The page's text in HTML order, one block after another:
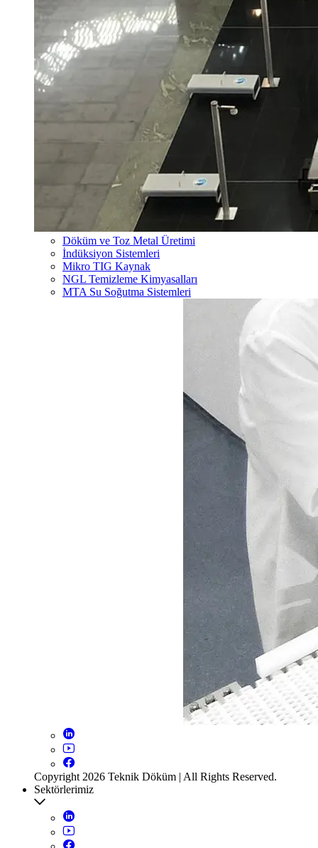
Döküm ve Toz Metal Üretimi
İndüksiyon Sistemleri
Mikro TIG Kaynak
NGL Temizleme Kimyasalları
MTA Su Soğutma Sistemleri
Copyright 2026 Teknik Döküm | All Rights Reserved.
Sektörlerimiz